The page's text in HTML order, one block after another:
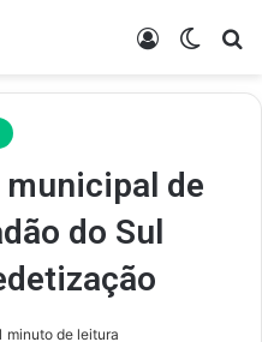
Entrar
municipal de
do Sul
minuto de leitura